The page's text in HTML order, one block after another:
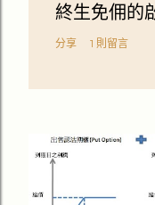
終生免佣的
分享 1 則留言